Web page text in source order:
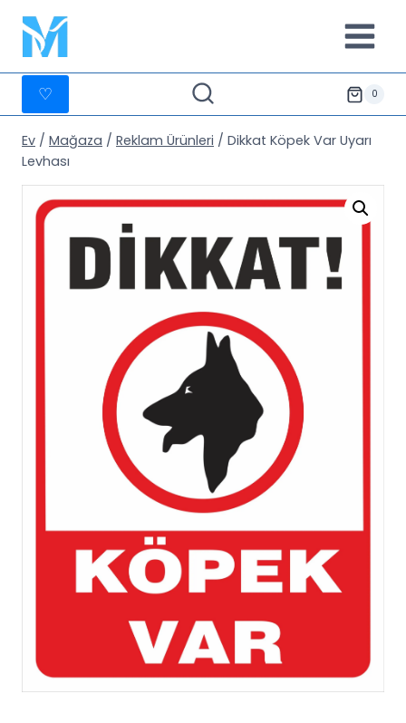
İçeriğe
geç
♡ 0
Ev / Mağaza / Reklam Ürünleri / Dikkat Köpek Var Uyarı
Levhası